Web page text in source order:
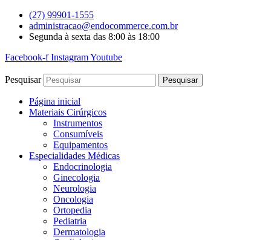
para
(27) 99901-1555
administracao@endocommerce.com.br
Segunda à sexta das 8:00 às 18:00
Facebook-f InstagramYoutube
Pesquisar Pesquisar
Página inicial
Materiais Cirúrgicos
Instrumentos
Consumíveis
Equipamentos
Especialidades Médicas
Endocrinologia
Ginecologia
Neurologia
Oncologia
Ortopedia
Pediatria
Dermatologia